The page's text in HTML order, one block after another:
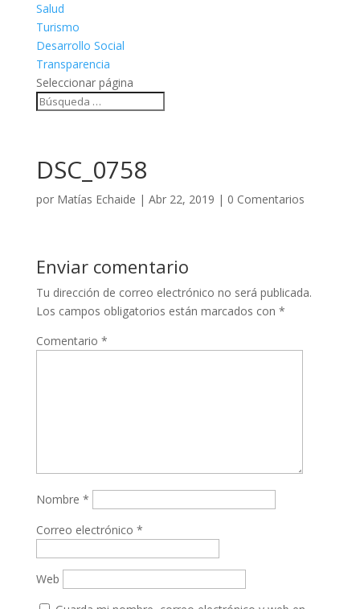
Salud
Turismo
Desarrollo Social
Transparencia
Seleccionar página
DSC_0758
por Matías Echaide | Abr 22, 2019 | 0 Comentarios
Enviar comentario
Tu dirección de correo electrónico no será publicada.
Los campos obligatorios están marcados con *
Comentario *
Nombre *
Correo electrónico *
Web